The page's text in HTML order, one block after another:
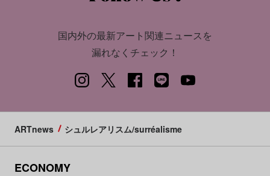
国内外の最新アート関連ニュースを
漏れなくチェック！
ARTnews シュルレアリスム/surréalisme
ECONOMY